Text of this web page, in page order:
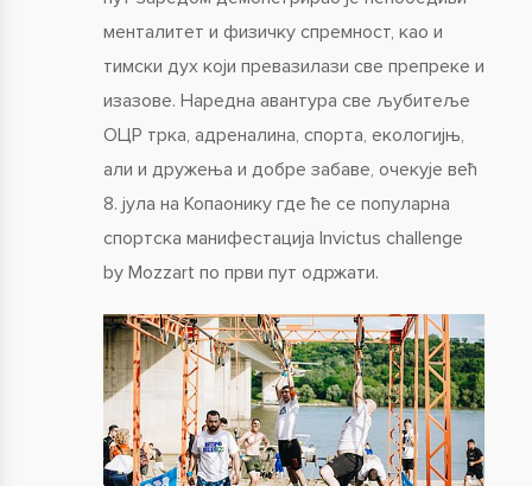
менталитет и физичку спремност, као и
тимски дух који превазилази све препреке и
изазове. Наредна авантура све љубитеље
ОЦР трка, адреналина, спорта, екологијњ,
али и дружења и добре забаве, очекује већ
8. јула на Копаонику где ће се популарна
спортска манифестација Invictus challenge
by Mozzart по први пут одржати.